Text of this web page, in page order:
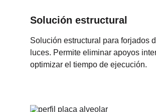
Solución estructural
Solución estructural para forjados
luces. Permite eliminar apoyos
optimizar el tiempo de ejecución.